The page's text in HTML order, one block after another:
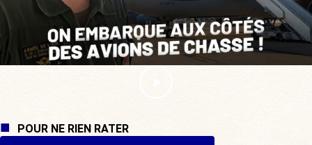
POUR NE RIEN RATER